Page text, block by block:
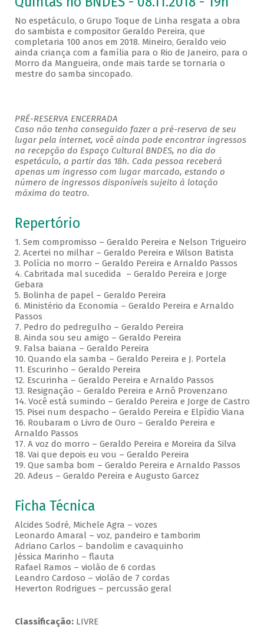
No espetáculo, o Grupo Toque de Linha resgata a obra
do sambista e compositor Geraldo Pereira, que
completaria 100 anos em 2018. Mineiro, Geraldo veio
ainda criança com a família para o Rio de Janeiro, para o
Morro da Mangueira, onde mais tarde se tornaria o
mestre do samba sincopado.
PRÉ-RESERVA ENCERRADA
Caso não tenha conseguido fazer a pré-reserva de seu
lugar pela internet, você ainda pode encontrar ingressos
na recepção do Espaço Cultural BNDES, no dia do
espetáculo, a partir das 18h. Cada pessoa receberá
apenas um ingresso com lugar marcado, estando o
número de ingressos disponíveis sujeito à lotação
máxima do teatro.
Repertório
1. Sem compromisso – Geraldo Pereira e Nelson Trigueiro
2. Acertei no milhar – Geraldo Pereira e Wilson Batista
3. Polícia no morro – Geraldo Pereira e Arnaldo Passos
4. Cabritada mal sucedida – Geraldo Pereira e Jorge
Gebara
5. Bolinha de papel – Geraldo Pereira
6. Ministério da Economia – Geraldo Pereira e Arnaldo
Passos
7. Pedro do pedregulho – Geraldo Pereira
8. Ainda sou seu amigo – Geraldo Pereira
9. Falsa baiana – Geraldo Pereira
10. Quando ela samba – Geraldo Pereira e J. Portela
11. Escurinho – Geraldo Pereira
12. Escurinha – Geraldo Pereira e Arnaldo Passos
13. Resignação – Geraldo Pereira e Arnô Provenzano
14. Você está sumindo – Geraldo Pereira e Jorge de Castro
15. Pisei num despacho – Geraldo Pereira e Elpídio Viana
16. Roubaram o Livro de Ouro – Geraldo Pereira e
Arnaldo Passos
17. A voz do morro – Geraldo Pereira e Moreira da Silva
18. Vai que depois eu vou – Geraldo Pereira
19. Que samba bom – Geraldo Pereira e Arnaldo Passos
20. Adeus – Geraldo Pereira e Augusto Garcez
Ficha Técnica
Alcides Sodré, Michele Agra – vozes
Leonardo Amaral – voz, pandeiro e tamborim
Adriano Carlos – bandolim e cavaquinho
Jéssica Marinho – flauta
Rafael Ramos – violão de 6 cordas
Leandro Cardoso – violão de 7 cordas
Heverton Rodrigues – percussão geral
Classificação: LIVRE